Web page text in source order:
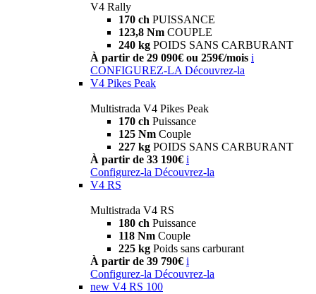
V4 Rally
170 ch PUISSANCE
123,8 Nm COUPLE
240 kg POIDS SANS CARBURANT
À partir de 29 090€ ou 259€/mois i
CONFIGUREZ-LA Découvrez-la
V4 Pikes Peak
Multistrada V4 Pikes Peak
170 ch Puissance
125 Nm Couple
227 kg POIDS SANS CARBURANT
À partir de 33 190€ i
Configurez-la Découvrez-la
V4 RS
Multistrada V4 RS
180 ch Puissance
118 Nm Couple
225 kg Poids sans carburant
À partir de 39 790€ i
Configurez-la Découvrez-la
new V4 RS 100